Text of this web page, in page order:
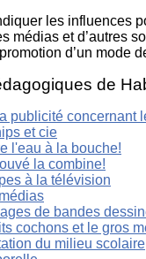
les influences
médias et d’autres
d’un mode
de
publicité concernant
et cie
l'eau à la bouche!
la combine!
à la télévision
de bandes
cochons et le gros
du milieu scolaire